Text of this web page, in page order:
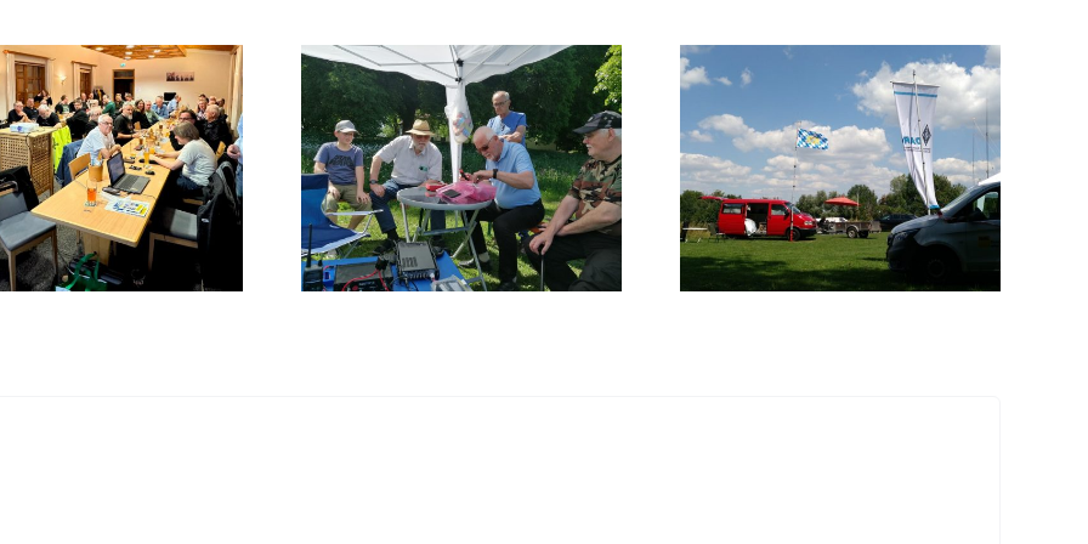
Sommerfest der Funker auf
dem Kalvarienberg
Fieldday 2026
Neuer Ausbildungskurs ab
Herbst